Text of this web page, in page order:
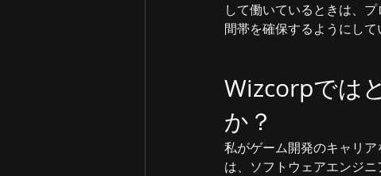
して働いているときは、
間帯を確保するようにして
Wizcorpでは
か？
私がゲーム開発のキャリ
は、ソフトウェアエンジ